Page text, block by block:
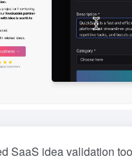
SaaS idea validation